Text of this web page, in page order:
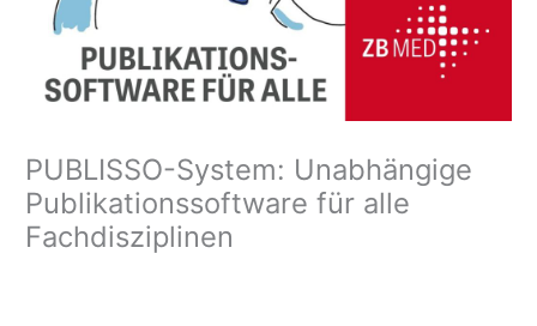
PUBLISSO-System: Unabhängige
Publikationssoftware für alle
Fachdisziplinen